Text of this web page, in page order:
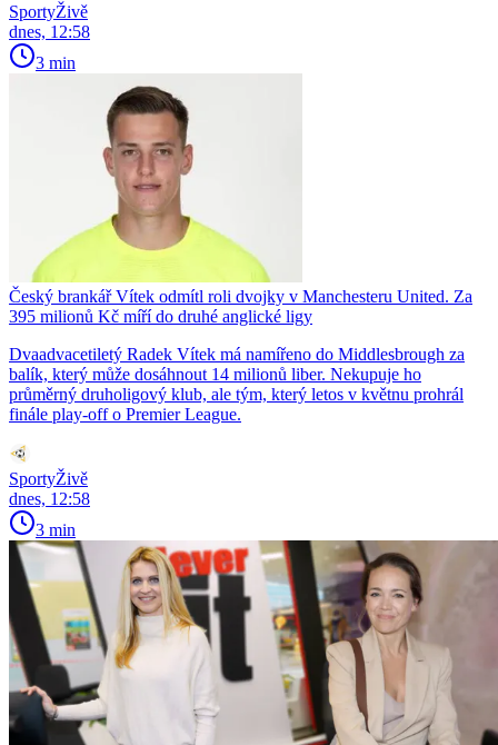
SportyŽivě
dnes, 12:58
3 min
Český brankář Vítek odmítl roli dvojky v Manchesteru United. Za
395 milionů Kč míří do druhé anglické ligy
Dvaadvacetiletý Radek Vítek má namířeno do Middlesbrough za
balík, který může dosáhnout 14 milionů liber. Nekupuje ho
průměrný druholigový klub, ale tým, který letos v květnu prohrál
finále play-off o Premier League.
SportyŽivě
dnes, 12:58
3 min